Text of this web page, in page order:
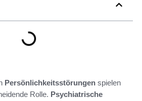
Persönlichkeitsstörungen spielen
Rolle. Psychiatrische